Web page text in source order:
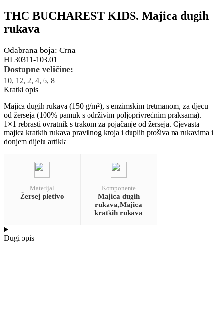
THC BUCHAREST KIDS. Majica dugih
rukava
Odabrana boja: Crna
HI 30311-103.01
Dostupne veličine:
10, 12, 2, 4, 6, 8
Kratki opis
Majica dugih rukava (150 g/m²), s enzimskim tretmanom, za djecu
od žerseja (100% pamuk s održivim poljoprivrednim praksama).
1×1 rebrasti ovratnik s trakom za pojačanje od žerseja. Cjevasta
majica kratkih rukava pravilnog kroja i duplih prošiva na rukavima i
donjem dijelu artikla
Materijal
Žersej pletivo
Komponente
Majica dugih
rukava,Majica
kratkih rukava
Dugi opis